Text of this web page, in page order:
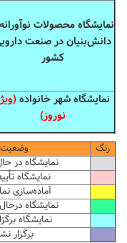
نمایشگاه محصولات
دانش‌بنیان در صنعت
کشور
نمایشگاه شهر خانواده
نوروز)
رنگ
وضعیت
نمایشگاه در
نمایشگاه
آماده‌سازی
نمایشگاه
نمایشگاه
برگزار